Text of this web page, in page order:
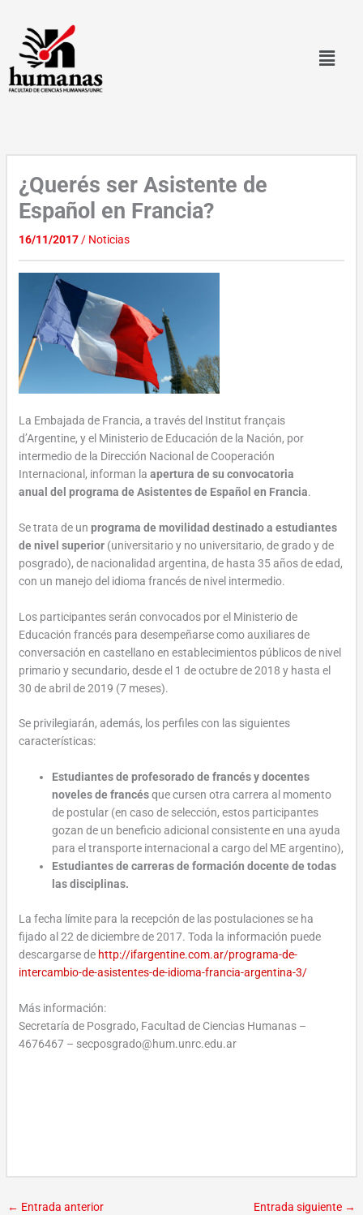
contenido
¿Querés ser Asistente de
Español en Francia?
16/11/2017/ Noticias
La Embajada de Francia, a través del Institut français
d’Argentine, y el Ministerio de Educación de la Nación, por
intermedio de la Dirección Nacional de Cooperación
Internacional, informan laapertura de su convocatoria
anual del programa de Asistentes de Español en Francia.
Se trata de unprograma de movilidad destinado a estudiantes
de nivel superior (universitario y no universitario, de grado y de
posgrado), de nacionalidad argentina, de hasta 35 años de edad,
con un manejo del idioma francés de nivel intermedio.
Los participantes serán convocados por el Ministerio de
Educación francés para desempeñarse como auxiliares de
conversación en castellano en establecimientos públicos de nivel
primario y secundario, desde el 1 de octubre de 2018 y hasta el
30 de abril de 2019 (7 meses).
Se privilegiarán, además, los perfiles con las siguientes
características:
Estudiantes de profesorado de francés y docentes
noveles de francésque cursen otra carrera al momento
de postular (en caso de selección, estos participantes
gozan de un beneficio adicional consistente en una ayuda
para el transporte internacional a cargo del ME argentino),
Estudiantes de carreras de formación docente de todas
las disciplinas.
La fecha límite para la recepción de las postulaciones se ha
fijado al 22 de diciembre de 2017. Toda la información puede
descargarse de http://ifargentine.com.ar/programa-de-
intercambio-de-asistentes-de-idioma-francia-argentina-3/
Más información:
Secretaría de Posgrado, Facultad de Ciencias Humanas –
4676467 – secposgrado@hum.unrc.edu.ar
← Entrada anterior Entrada siguiente →